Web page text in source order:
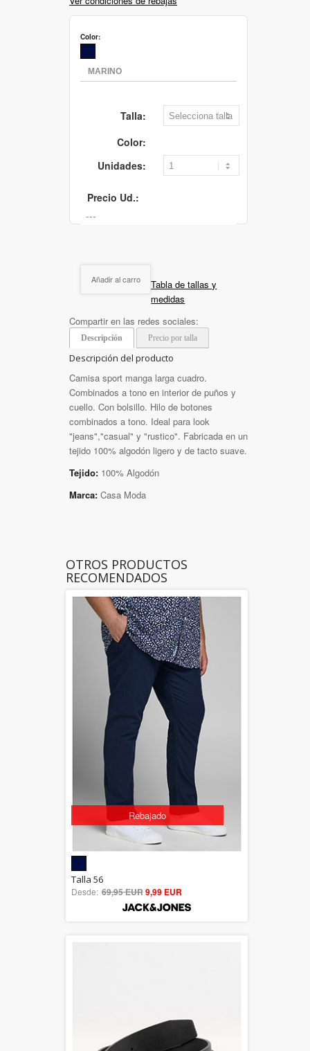
Color:
Talla:
Color:
Unidades:
Precio Ud.:
Añadir al carro
Tabla de tallas y
medidas
Compartir en las redes sociales:
Descripción Precio por talla
Descripción del producto
Camisa sport manga larga cuadro.
Combinados a tono en interior de puños y
cuello. Con bolsillo. Hilo de botones
combinados a tono. Ideal para look
"jeans","casual" y "rustico". Fabricada en un
tejido 100% algodón ligero y de tacto suave.
Tejido: 100% Algodón
Marca: Casa Moda
OTROS PRODUCTOS
RECOMENDADOS
Rebajado
out of 5
Talla 56
Desde: 69,95 EUR9,99 EUR